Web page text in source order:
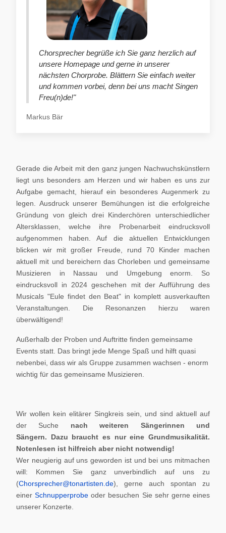
Chorsprecher begrüße ich Sie ganz herzlich auf
unsere Homepage und gerne in unserer
nächsten Chorprobe. Blättern Sie einfach weiter
und kommen vorbei, denn bei uns macht Singen
Freu(n)de!"
Markus Bär
Gerade die Arbeit mit den ganz jungen Nachwuchskünstlern
liegt uns besonders am Herzen und wir haben es uns zur
Aufgabe gemacht, hierauf ein besonderes Augenmerk zu
legen. Ausdruck unserer Bemühungen ist die erfolgreiche
Gründung von gleich drei Kinderchören unterschiedlicher
Altersklassen, welche ihre Probenarbeit eindrucksvoll
aufgenommen haben. Auf die aktuellen Entwicklungen
blicken wir mit großer Freude, rund 70 Kinder machen
aktuell mit und bereichern das Chorleben und gemeinsame
Musizieren in Nassau und Umgebung enorm. So
eindrucksvoll in 2024 geschehen mit der Aufführung des
Musicals "Eule findet den Beat" in komplett ausverkauften
Veranstaltungen. Die Resonanzen hierzu waren
überwältigend!
Außerhalb der Proben und Auftritte finden gemeinsame
Events statt. Das bringt jede Menge Spaß und hilft quasi
nebenbei, dass wir als Gruppe zusammen wachsen - enorm
wichtig für das gemeinsame Musizieren.
Wir wollen kein elitärer Singkreis sein, und sind aktuell auf
der Suche nach weiteren Sängerinnen und
Sängern. Dazu braucht es nur eine Grundmusikalität.
Notenlesen ist hilfreich aber nicht notwendig!
Wer neugierig auf uns geworden ist und bei uns mitmachen
will: Kommen Sie ganz unverbindlich auf uns zu
(Chorsprecher@tonartisten.de), gerne auch spontan zu
einerSchnupperprobe oder besuchen Sie sehr gerne eines
unserer Konzerte.